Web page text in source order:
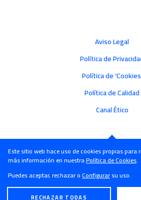
Este sitio web hace uso de cookies propias para
más información en nuestraPolítica de Cookies.
Puedes aceptar, rechazar oConfigurarsu uso.
RECHAZAR TODAS
Aviso Legal
Política de
Política de
Política de Calidad
Canal Ético